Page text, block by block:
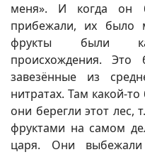
меня». И когда он
прибежали, их было
фрукты были
происхождения.
завезённые из
нитратах. Там какой-
они берегли этот лес,
фруктами на самом
царя. Они